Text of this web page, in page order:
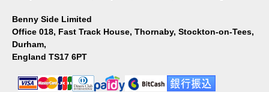
Benny Side Limited
Office 018, Fast Track House, Thornaby, Stockton-on-Tees,
Durham,
England TS17 6PT